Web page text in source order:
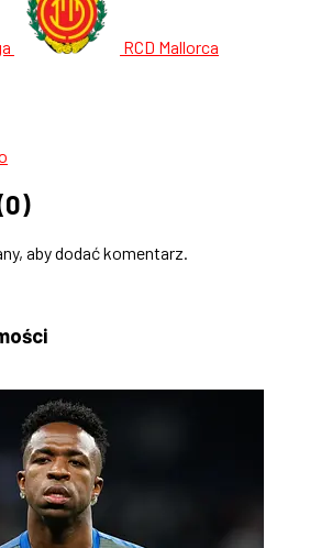
RCD Mallorca
aby dodać komentarz.